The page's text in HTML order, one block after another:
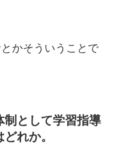
かそういうことで
制として学習指導
れか。